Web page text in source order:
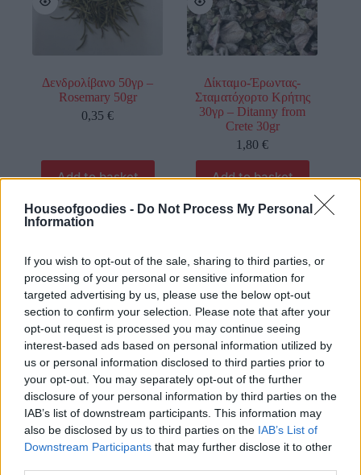
Houseofgoodies - Do Not Process My Personal
Information
If you wish to opt-out of the sale, sharing to third parties, or
processing of your personal or sensitive information for
targeted advertising by us, please use the below opt-out
section to confirm your selection. Please note that after your
opt-out request is processed you may continue seeing
interest-based ads based on personal information utilized by
us or personal information disclosed to third parties prior to
your opt-out. You may separately opt-out of the further
disclosure of your personal information by third parties on the
IAB’s list of downstream participants. This information may
also be disclosed by us to third parties on the IAB’s List of
Downstream Participants that may further disclose it to other
Δενδρολίβανο 50γρ –
Rosemary 50gr
0,35€
Add to basket
Δίκταμο-Έρωντας-
Σταματόχορτο Κρήτης
30γρ – Ditanny from
Crete 30gr
1,80€
Add to basket
οι φωτογραφίες είναι ενδεικτικές
Ελιά φύλλο 30γρ – olive
leaves 30gr
0,36
Add to basket
Εστραγκόν-Τάραγκον
30γρ – Tarragon 30gr
1,50
Add to basket